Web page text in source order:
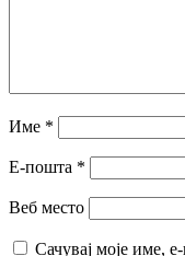
Име *
Е-пошта *
Веб место
Сачувај моје име,